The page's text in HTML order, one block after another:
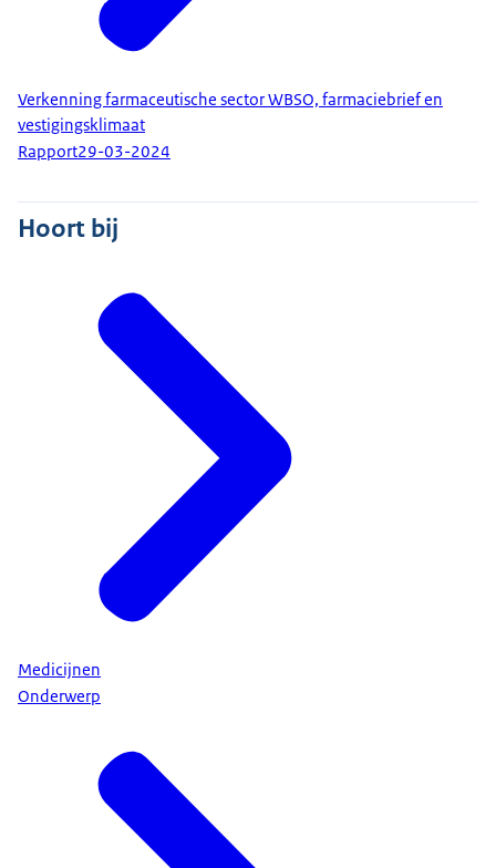
Verkenning farmaceutische sector WBSO, farmaciebrief en
vestigingsklimaat
Rapport29-03-2024
Hoort bij
Medicijnen
Onderwerp